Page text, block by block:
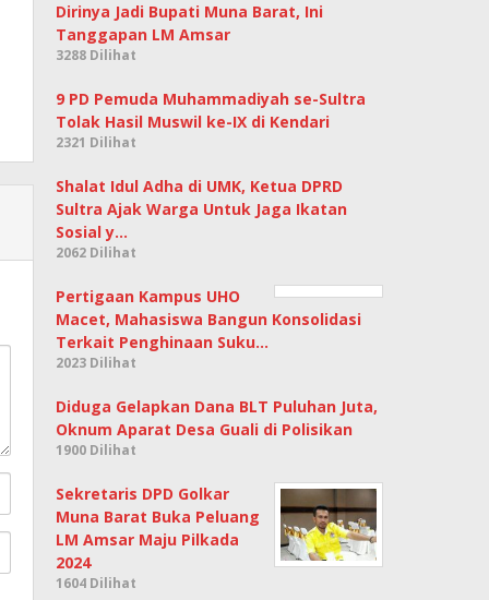
Dirinya Jadi Bupati Muna Barat, Ini
Tanggapan LM Amsar
3288 Dilihat
9 PD Pemuda Muhammadiyah se-Sultra
Tolak Hasil Muswil ke-IX di Kendari
2321 Dilihat
Shalat Idul Adha di UMK, Ketua DPRD
Sultra Ajak Warga Untuk Jaga Ikatan
Sosial y…
2062 Dilihat
Pertigaan Kampus UHO
Macet, Mahasiswa Bangun Konsolidasi
Terkait Penghinaan Suku…
2023 Dilihat
Diduga Gelapkan Dana BLT Puluhan Juta,
Oknum Aparat Desa Guali di Polisikan
1900 Dilihat
Sekretaris DPD Golkar
Muna Barat Buka Peluang
LM Amsar Maju Pilkada
2024
1604 Dilihat